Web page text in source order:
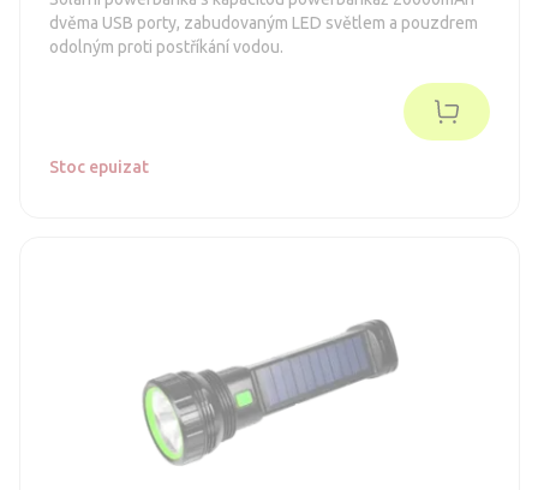
dvěma USB porty, zabudovaným LED světlem a pouzdrem
odolným proti postříkání vodou.
Stoc epuizat